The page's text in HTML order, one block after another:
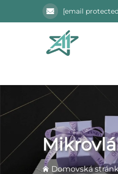
[email
Domovská